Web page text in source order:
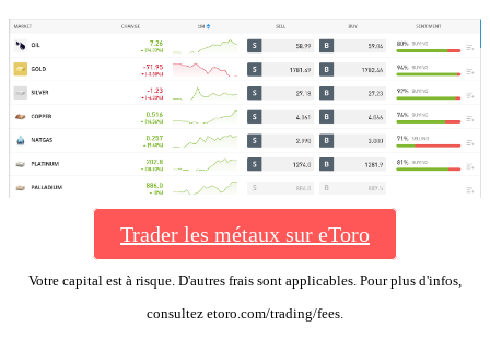
Trader les métaux sur eToro
Votre capital est à risque. D'autres frais sont applicables. Pour plus d'infos,
consultez etoro.com/trading/fees.